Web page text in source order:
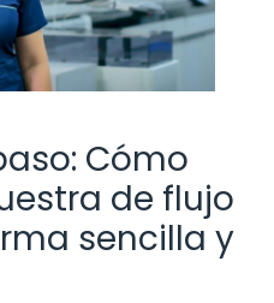
Cómo
de flujo
sencilla y